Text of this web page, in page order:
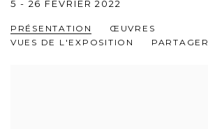
5 - 26 FÉVRIER 2022
PRÉSENTATION
ŒUVRES
VUES DE L'EXPOSITION
PARTAGER